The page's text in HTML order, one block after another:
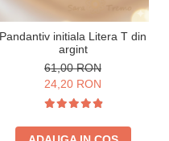
Pandantiv initiala Litera T din
argint
61,00 RON
24,20 RON